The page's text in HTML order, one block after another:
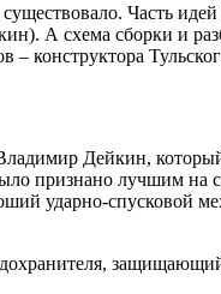
Часть
А схема сборки и
– конструктора
Дейкин,
признано лучшим
ударно-спусковой